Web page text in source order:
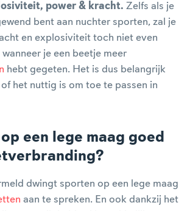
power & kracht. Zelfs als je
bent aan nuchter sporten, zal je
en explosiviteit toch niet even
je een beetje meer
hebt gegeten. Het is dus belangrijk
het nuttig is om toe te passen in
een lege maag goed
dwingt sporten op een lege maag
aan te spreken. En ook dankzij het